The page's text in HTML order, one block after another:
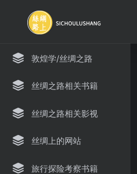
敦煌学/丝绸之路
丝绸之路相关书籍
丝绸之路相关影视
丝绸上的网站
旅行探险考察书籍